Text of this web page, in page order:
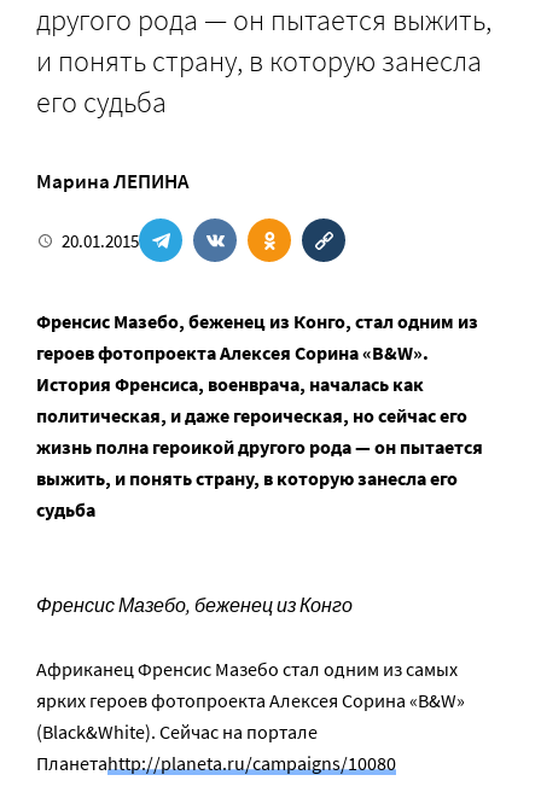
другого рода — он пытается выжить,
и понять страну, в которую занесла
его судьба
Марина ЛЕПИНА
20.01.2015
Френсис Мазебо, беженец из Конго, стал одним из
героев фотопроекта Алексея Сорина «B&W».
История Френсиса, военврача, началась как
политическая, и даже героическая, но сейчас его
жизнь полна героикой другого рода — он пытается
выжить, и понять страну, в которую занесла его
судьба
Френсис Мазебо, беженец из Конго
Африканец Френсис Мазебо стал одним из самых
ярких героев фотопроекта Алексея Сорина «B&W»
(Black&White). Сейчас на портале
Планетаhttp://planeta.ru/campaigns/10080